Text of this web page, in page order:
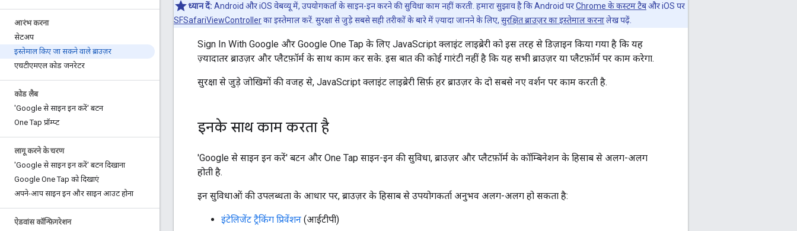
आरंभ करना
सेटअप
इस्तेमाल किए जा सकने वाले ब्राउज़र
एचटीएमएल कोड जनरेटर
कोड लैब
'Google से साइन इन करें' बटन
One Tap प्रॉम्प्ट
लागू करने के चरण
'Google से साइन इन करें' बटन दिखाना
Google One Tap को दिखाएं
अपने-आप साइन इन और साइन आउट होना
ऐडवांस कॉन्फ़िगरेशन
ध्यान दें: Android और iOS वेबव्यू में, उपयोगकर्ता के साइन-इन करने की सुविधा काम नहीं करती. हमारा सुझाव है कि Android परChrome के कस्टम टैबऔर iOS पर
SFSafariViewControllerका इस्तेमाल करें. सुरक्षा से जुड़े सबसे सही तरीकों के बारे में ज़्यादा जानने के लिए, सुरक्षित ब्राउज़र का इस्तेमाल करनालेख पढ़ें.
Sign In With Google और Google One Tap के लिए JavaScript क्लाइंट लाइब्रेरी को इस तरह से डिज़ाइन किया गया है कि यह
ज़्यादातर ब्राउज़र और प्लैटफ़ॉर्म के साथ काम कर सके. इस बात की कोई गारंटी नहीं है कि यह सभी ब्राउज़र या प्लैटफ़ॉर्म पर काम करेगा.
सुरक्षा से जुड़े जोखिमों की वजह से, JavaScript क्लाइंट लाइब्रेरी सिर्फ़ हर ब्राउज़र के दो सबसे नए वर्शन पर काम करती है.
इनके साथ काम करता है
'Google से साइन इन करें' बटन और One Tap साइन-इन की सुविधा, ब्राउज़र और प्लैटफ़ॉर्म के कॉम्बिनेशन के हिसाब से अलग-अलग
होती है.
इन सुविधाओं की उपलब्धता के आधार पर, ब्राउज़र के हिसाब से उपयोगकर्ता अनुभव अलग-अलग हो सकता है:
इंटेलिजेंट ट्रैकिंग प्रिवेंशन (आईटीपी)